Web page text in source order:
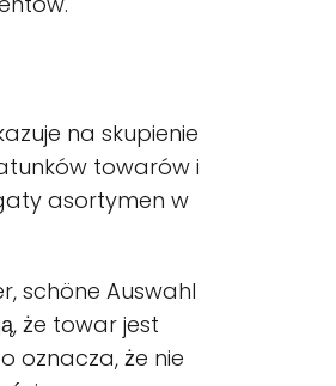
na skupienie
towarów i
asortymen w
schöne Auswahl
że towar jest
oznacza, że nie